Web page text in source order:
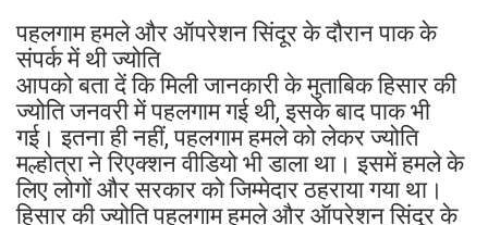
पहलगाम हमले और ऑपरेशन सिंदूर के दौरान पाक के
संपर्क में थी ज्योति
आपको बता दें कि मिली जानकारी के मुताबिक हिसार की
ज्योति जनवरी में पहलगाम गई थी, इसके बाद पाक भी
गई। इतना ही नहीं, पहलगाम हमले को लेकर ज्योति
मल्होत्रा ने रिएक्शन वीडियो भी डाला था। इसमें हमले के
लिए लोगों और सरकार को जिम्मेदार ठहराया गया था।
हिसार की ज्योति पहलगाम हमले और ऑपरेशन सिंदूर के